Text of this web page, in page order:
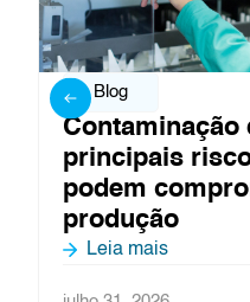
o envase: os
que
a